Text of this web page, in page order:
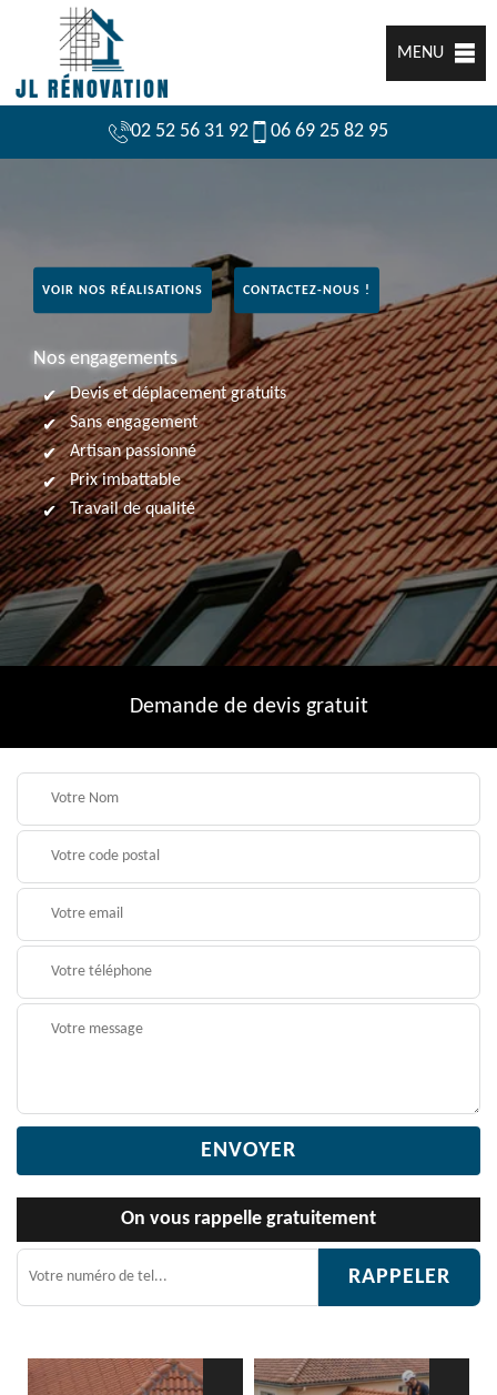
MENU
02 52 56 31 92 06 69 25 82 95
VOIR NOS RÉALISATIONS CONTACTEZ-NOUS !
Nos engagements
Devis et déplacement gratuits
Sans engagement
Artisan passionné
Prix imbattable
Travail de qualité
Demande de devis gratuit
On vous rappelle gratuitement